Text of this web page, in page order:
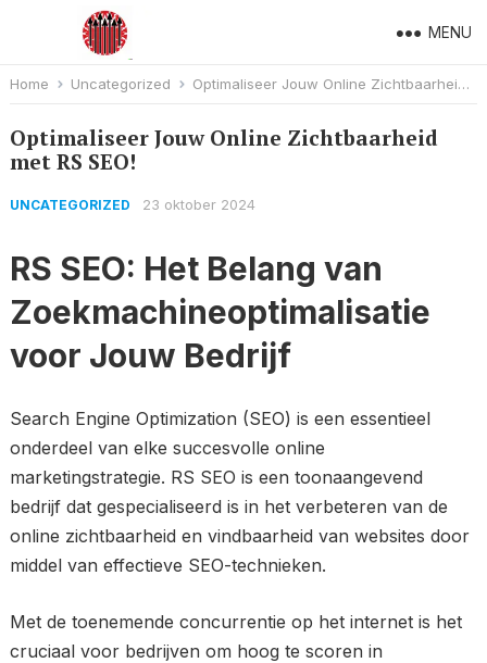
MENU
Home Uncategorized Optimaliseer Jouw Online Zichtbaarheid met RS SEO!
Optimaliseer Jouw Online Zichtbaarheid
met RS SEO!
UNCATEGORIZED 23 oktober 2024
RS SEO: Het Belang van
Zoekmachineoptimalisatie
voor Jouw Bedrijf
Search Engine Optimization (SEO) is een essentieel
onderdeel van elke succesvolle online
marketingstrategie. RS SEO is een toonaangevend
bedrijf dat gespecialiseerd is in het verbeteren van de
online zichtbaarheid en vindbaarheid van websites door
middel van effectieve SEO-technieken.
Met de toenemende concurrentie op het internet is het
cruciaal voor bedrijven om hoog te scoren in